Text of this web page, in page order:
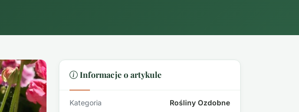
Informacje o artykule
Kategoria Rośliny Ozdobne